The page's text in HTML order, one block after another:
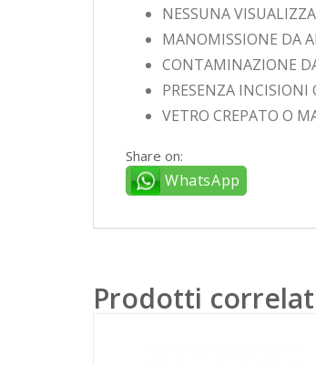
NESSUNA
MANOMISSIONE DA
CONTAMINAZIONE
PRESENZA INCISIONI
VETRO CREPATO O
Share on:
WhatsApp
Prodotti